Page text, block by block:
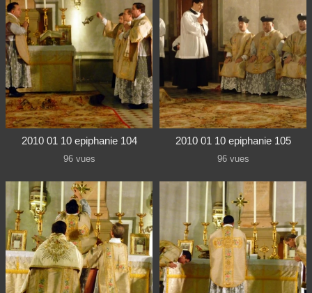
2010 01 10 epiphanie 104
96 vues
2010 01 10 epiphanie 105
96 vues